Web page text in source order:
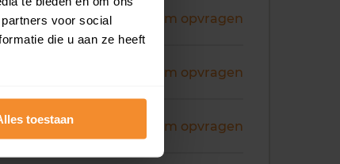
voor social
die u aan ze heeft
toestaan
Koopsom opvragen
Koopsom opvragen
Koopsom opvragen